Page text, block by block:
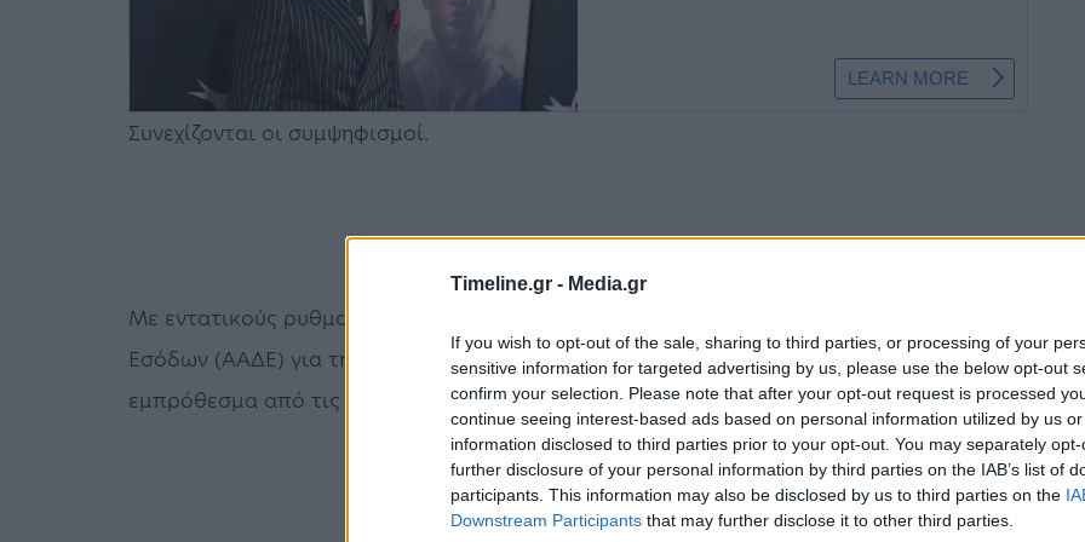
Timeline.gr - Media.gr
If you wish to opt-out of the sale, sharing to third parties, or processing of your
sensitive information for targeted advertising by us, please use the below opt-out
confirm your selection. Please note that after your opt-out request is processed
continue seeing interest-based ads based on personal information utilized by us
information disclosed to third parties prior to your opt-out. You may separately
further disclosure of your personal information by third parties on the IAB’s list of
participants. This information may also be disclosed by us to third parties on the
Downstream Participants that may further disclose it to other third parties.
Συνεχίζονται οι συμψηφισμοί.
Με εντατικούς ρυθμούς συνεχίζονται οι συμψηφισμοί της Ανεξάρτητης Αρχής Δημοσίων
Εσόδων (ΑΑΔΕ) για την έκπτωση 25% επί του ΦΠΑ Απριλίου, ο οποίος καταβλήθηκε
εμπρόθεσμα από τις επιχειρήσεις.